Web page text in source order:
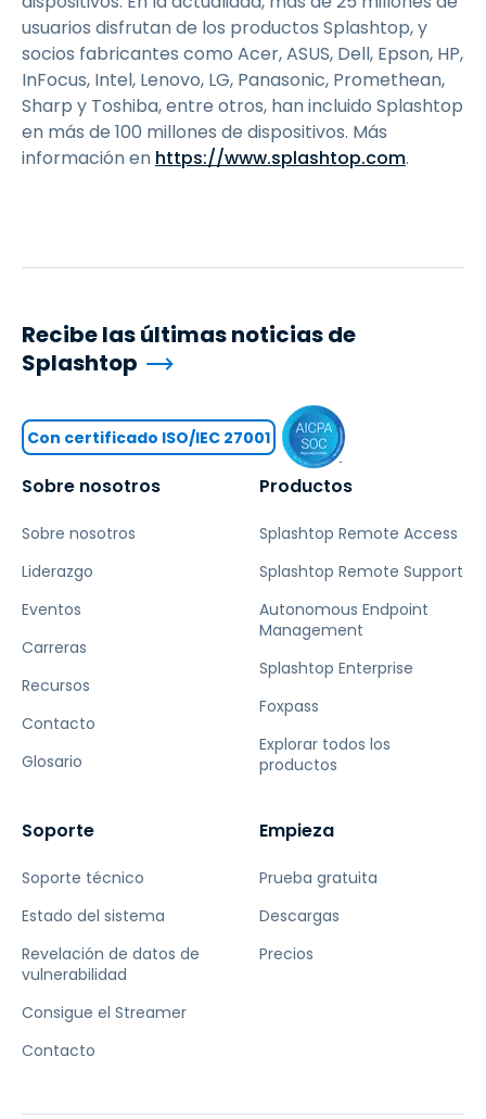
usuarios disfrutan de los productos Splashtop, y
socios fabricantes como Acer, ASUS, Dell, Epson, HP,
InFocus, Intel, Lenovo, LG, Panasonic, Promethean,
Sharp y Toshiba, entre otros, han incluido Splashtop
en más de 100 millones de dispositivos. Más
información en https://www.splashtop.com.
Sobre nosotros
Sobre nosotros
Liderazgo
Eventos
Carreras
Recursos
Contacto
Glosario
Productos
Splashtop Remote Access
Splashtop Remote Support
Autonomous Endpoint
Management
Splashtop Enterprise
Foxpass
Explorar todos los
productos
Soporte
Soporte técnico
Estado del sistema
Revelación de datos de
vulnerabilidad
Consigue el Streamer
Contacto
Empieza
Prueba gratuita
Descargas
Precios
Recibe las últimas noticias de
Splashtop
Con certificado ISO/IEC 27001